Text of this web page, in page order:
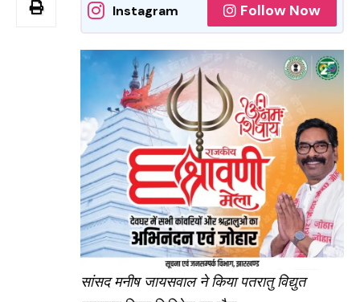
Instagram Follow Now
सांसद मनीष जायसवाल ने किया पतरातु विद्युत